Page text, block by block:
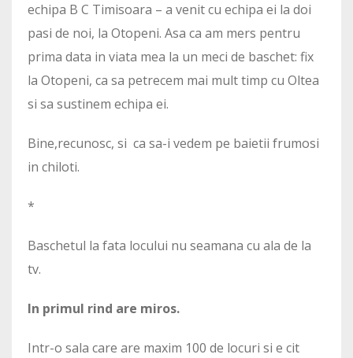
echipa B C Timisoara – a venit cu echipa ei la doi
pasi de noi, la Otopeni. Asa ca am mers pentru
prima data in viata mea la un meci de baschet: fix
la Otopeni, ca sa petrecem mai mult timp cu Oltea
si sa sustinem echipa ei.
Bine,recunosc, si ca sa-i vedem pe baietii frumosi
in chiloti.
*
Baschetul la fata locului nu seamana cu ala de la
tv.
In primul rind are miros.
Intr-o sala care are maxim 100 de locuri si e cit